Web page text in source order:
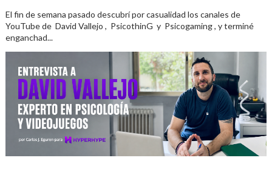
El fin de semana pasado descubrí por casualidad los canales de
YouTube de David Vallejo , PsicothinG y Psicogaming , y terminé
enganchad...